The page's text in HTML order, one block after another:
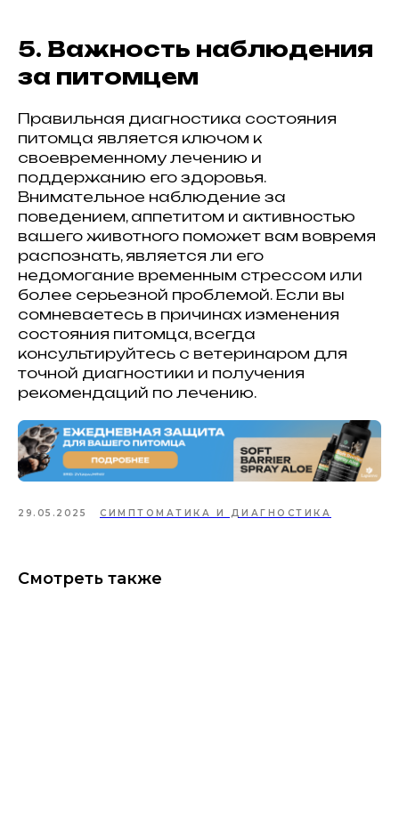
5. Важность наблюдения
за питомцем
Правильная диагностика состояния
питомца является ключом к
своевременному лечению и
поддержанию его здоровья.
Внимательное наблюдение за
поведением, аппетитом и активностью
вашего животного поможет вам вовремя
распознать, является ли его
недомогание временным стрессом или
более серьезной проблемой. Если вы
сомневаетесь в причинах изменения
состояния питомца, всегда
консультируйтесь с ветеринаром для
точной диагностики и получения
рекомендаций по лечению.
29.05.2025 СИМПТОМАТИКА И ДИАГНОСТИКА
Смотреть также